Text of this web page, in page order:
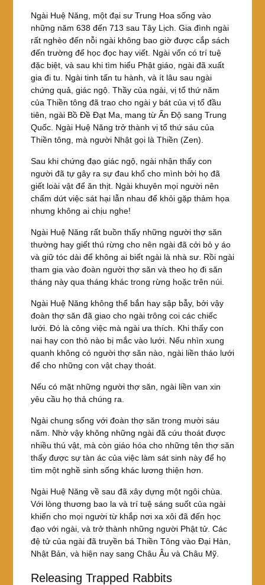
Ngài Huệ Năng, một đại sư Trung Hoa sống vào
những năm 638 đến 713 sau Tây Lịch. Gia đình ngài
rất nghèo đến nỗi ngài không bao giờ được cắp sách
đến trường để học đọc hay viết. Ngài vốn có trí tuệ
đặc biệt, và sau khi tìm hiểu Phật giáo, ngài đã xuất
gia đi tu. Ngài tinh tấn tu hành, và ít lâu sau ngài
chứng quả, giác ngộ. Thầy của ngài, vị tổ thứ năm
của Thiền tông đã trao cho ngài y bát của vị tổ đầu
tiên, ngài Bồ Đề Đạt Ma, mang từ Ấn Độ sang Trung
Quốc. Ngài Huệ Năng trở thành vị tổ thứ sáu của
Thiền tông, mà người Nhật gọi là Thiền (Zen).
Sau khi chứng đạo giác ngộ, ngài nhận thấy con
người đã tự gây ra sự đau khổ cho mình bởi họ đã
giết loài vật để ăn thịt. Ngài khuyên mọi người nên
chấm dứt việc sát hại lẫn nhau để khỏi gặp thảm họa
nhưng không ai chịu nghe!
Ngài Huệ Năng rất buồn thấy những người thợ săn
thường hay giết thú rừng cho nên ngài đã cởi bỏ y áo
và giữ tóc dài để không ai biết ngài là nhà sư. Rồi ngài
tham gia vào đoàn người thợ săn và theo họ đi săn
tháng này qua tháng khác trong rừng hoặc trên núi.
Ngài Huệ Năng không thể bắn hay sập bẫy, bởi vậy
đoàn thợ săn đã giao cho ngài trông coi các chiếc
lưới. Đó là công việc mà ngài ưa thích. Khi thấy con
nai hay con thỏ nào bị mắc vào lưới. Nếu nhìn xung
quanh không có người thợ săn nào, ngài liền tháo lưới
để cho những con vật chạy thoát.
Nếu có mặt những người thợ săn, ngài liền van xin
yêu cầu họ thả chúng ra.
Ngài chung sống với đoàn thợ săn trong mười sáu
năm. Nhờ vậy không những ngài đã cứu thoát được
nhiều thú vật, mà còn giáo hóa cho những tên thợ săn
thấy được sự tàn ác của việc làm sát sinh này để họ
tìm một nghề sinh sống khác lương thiện hơn.
Ngài Huệ Năng về sau đã xây dựng một ngôi chùa.
Với lòng thương bao la và trí tuệ sáng suốt của ngài
khiến cho mọi người từ khắp nơi xa xôi đã đến học
đạo với ngài, và trở thành những người Phật tử. Các
đệ tử của ngài đã truyền bá Thiền Tông vào Đại Hàn,
Nhật Bản, và hiện nay sang Châu Âu và Châu Mỹ.
Releasing Trapped Rabbits